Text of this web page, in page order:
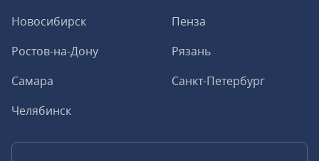
Новосибирск
Пенза
Ростов-на-Дону
Рязань
Самара
Санкт-Петербург
Челябинск